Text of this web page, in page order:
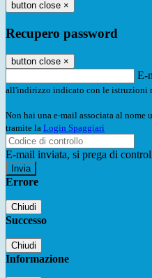
button close ×
Recupero password
button close ×
E-
all'indirizzo indicato con le istruzioni
Non hai una e-mail associata al nome
tramite la Login Spaggiari
E-mail inviata, si prega di
Errore
Chiudi
Successo
Chiudi
Informazione